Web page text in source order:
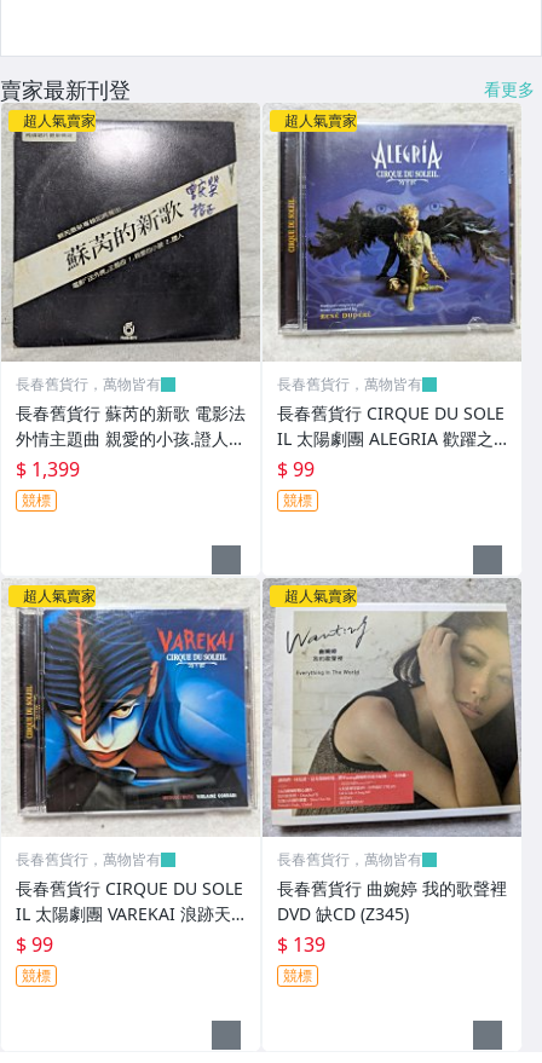
賣家最新刊登 看更多
超人氣賣家
長春舊貨行，萬物皆有
長春舊貨行 蘇芮的新歌 電影法
外情主題曲 親愛的小孩.證人
試聽片 飛碟唱片 非復刻版 黑
膠唱片 (Z347)
$ 1,399
競標
超人氣賣家
長春舊貨行，萬物皆有
長春舊貨行 CIRQUE DU SOLE
IL 太陽劇團 ALEGRIA 歡躍之
旅 CD (Z345)
$ 99
競標
超人氣賣家
長春舊貨行，萬物皆有
長春舊貨行 CIRQUE DU SOLE
IL 太陽劇團 VAREKAI 浪跡天
涯 CD (Z345)
$ 99
競標
超人氣賣家
長春舊貨行，萬物皆有
長春舊貨行 曲婉婷 我的歌聲裡
DVD 缺CD (Z345)
$ 139
競標